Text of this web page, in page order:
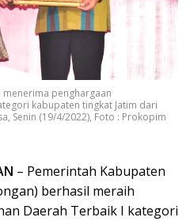
penghargaan
kabupaten tingkat Jatim dari
Senin (19/4/2022), Foto : Prokopim
– Pemerintah Kabupaten
berhasil meraih
Daerah Terbaik I kategori